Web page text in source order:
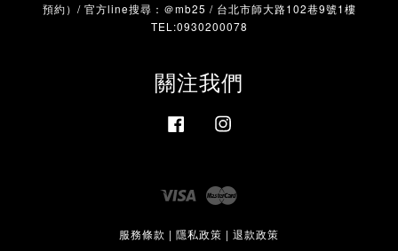
預約）/ 官方line搜尋：＠mb25 / 台北市師大路102巷9號1樓
TEL:0930200078
關注我們
Facebook
Visa
服務條款 | 隱私政策 | 退款政策